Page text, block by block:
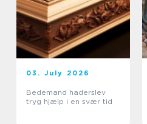
03. July 2026
Bedemand haderslev
tryg hjælp i en svær tid